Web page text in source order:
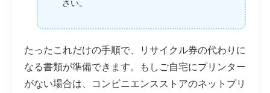
さい。
たったこれだけの手順で、リサイクル券の代わりに
なる書類が準備できます。もしご自宅にプリンター
がない場合は、コンビニエンスストアのネットプリ